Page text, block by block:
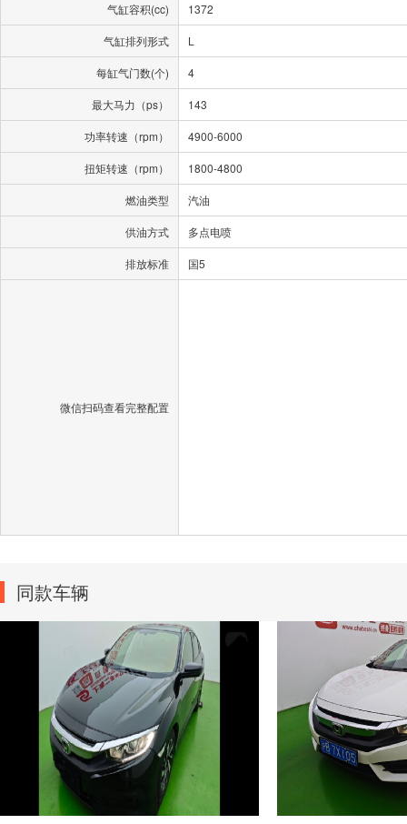
气缸容积(cc) 1372
气缸排列形式 L
每缸气门数(个) 4
最大马力（ps） 143
功率转速（rpm） 4900-6000
扭矩转速（rpm） 1800-4800
燃油类型 汽油
供油方式 多点电喷
排放标准 国5
微信扫码查看完整配置
同款车辆